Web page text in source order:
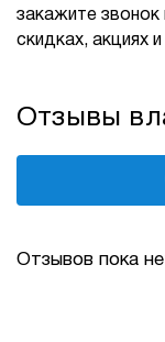
закажите
скидках, акциях
Отзывы
Отзывов пока